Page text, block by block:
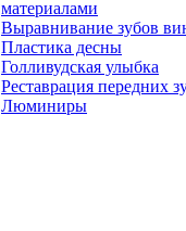
материалами
Выравнивание зубов
Пластика десны
Голливудская улыбка
Реставрация передних
Люминиры